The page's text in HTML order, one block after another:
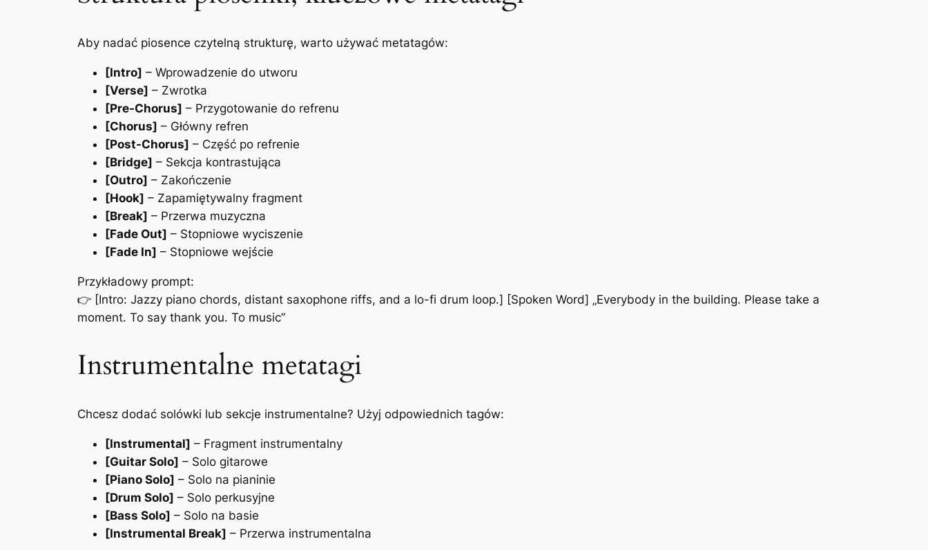
Aby nadać piosence czytelną strukturę, warto używać metatagów:
[Intro] – Wprowadzenie do utworu
[Verse] – Zwrotka
[Pre-Chorus] – Przygotowanie do refrenu
[Chorus] – Główny refren
[Post-Chorus] – Część po refrenie
[Bridge] – Sekcja kontrastująca
[Outro] – Zakończenie
[Hook] – Zapamiętywalny fragment
[Break] – Przerwa muzyczna
[Fade Out] – Stopniowe wyciszenie
[Fade In] – Stopniowe wejście
Przykładowy prompt:
👉 [Intro: Jazzy piano chords, distant saxophone riffs, and a lo-fi drum loop.] [Spoken Word] „Everybody in the building. Please take a
moment. To say thank you. To music”
Instrumentalne metatagi
Chcesz dodać solówki lub sekcje instrumentalne? Użyj odpowiednich tagów:
[Instrumental] – Fragment instrumentalny
[Guitar Solo] – Solo gitarowe
[Piano Solo] – Solo na pianinie
[Drum Solo] – Solo perkusyjne
[Bass Solo] – Solo na basie
[Instrumental Break] – Przerwa instrumentalna